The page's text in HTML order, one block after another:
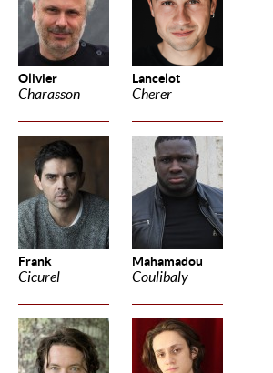
Olivier
Charasson
Lancelot
Cherer
Frank
Cicurel
Mahamadou
Coulibaly